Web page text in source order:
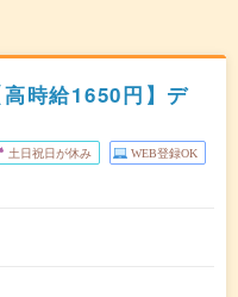
時給1650円】デ
土日祝日が休み WEB登録OK